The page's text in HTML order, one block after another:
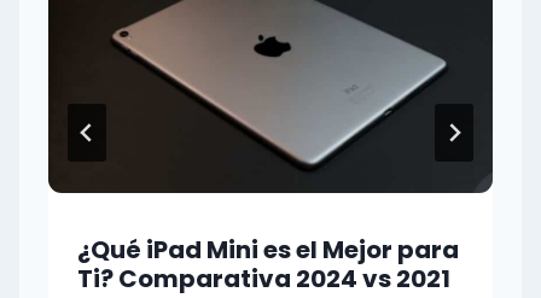
¿Qué iPad Mini es el Mejor para
Ti? Comparativa 2024 vs 2021